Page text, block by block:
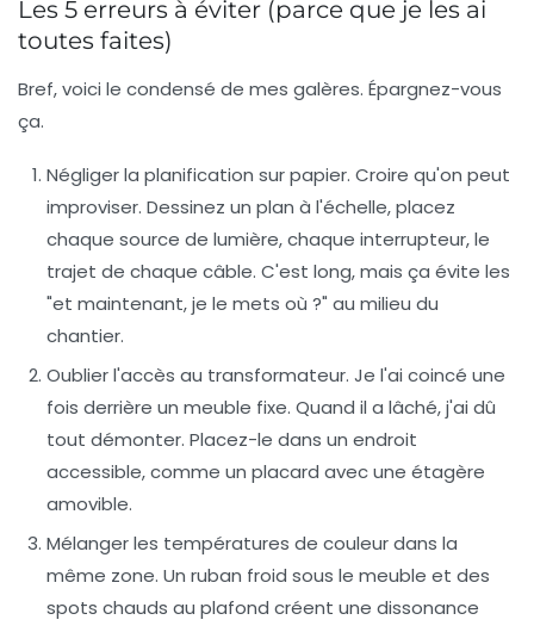
Les 5 erreurs à éviter (parce que je les ai
toutes faites)
Bref, voici le condensé de mes galères. Épargnez-vous
ça.
Négliger la planification sur papier. Croire qu'on peut
improviser. Dessinez un plan à l'échelle, placez
chaque source de lumière, chaque interrupteur, le
trajet de chaque câble. C'est long, mais ça évite les
"et maintenant, je le mets où ?" au milieu du
chantier.
Oublier l'accès au transformateur. Je l'ai coincé une
fois derrière un meuble fixe. Quand il a lâché, j'ai dû
tout démonter. Placez-le dans un endroit
accessible, comme un placard avec une étagère
amovible.
Mélanger les températures de couleur dans la
même zone. Un ruban froid sous le meuble et des
spots chauds au plafond créent une dissonance